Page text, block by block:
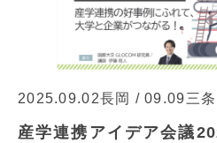
2025.09.02長岡 / 09.09三条
産学連携アイデア会議